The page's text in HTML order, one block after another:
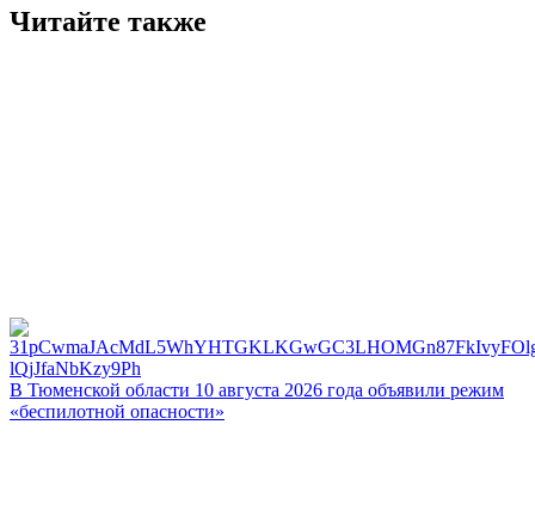
Читайте также
В Тюменской области 10 августа 2026 года объявили режим
«беспилотной опасности»